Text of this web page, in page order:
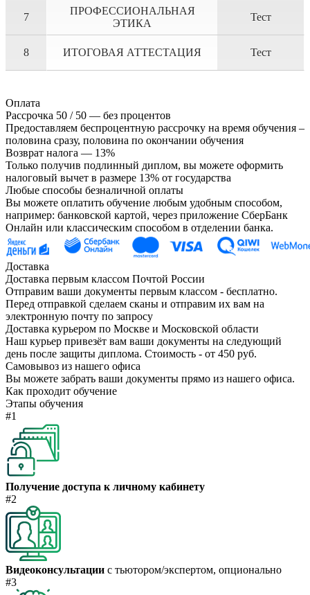
7
ПРОФЕССИОНАЛЬНАЯ
ЭТИКА
Тест
8 ИТОГОВАЯ АТТЕСТАЦИЯ Тест
Оплата
Рассрочка 50 / 50 — без процентов
Предоставляем беспроцентную рассрочку на время обучения –
половина сразу, половина по окончании обучения
Возврат налога — 13%
Только получив подлинный диплом, вы можете оформить
налоговый вычет в размере 13% от государства
Любые способы безналичной оплаты
Вы можете оплатить обучение любым удобным способом,
например: банковской картой, через приложение СберБанк
Онлайн или классическим способом в отделении банка.
Доставка
Доставка первым классом Почтой России
Отправим ваши документы первым классом - бесплатно.
Перед отправкой сделаем сканы и отправим их вам на
электронную почту по запросу
Доставка курьером по Москве и Московской области
Наш курьер привезёт вам ваши документы на следующий
день после защиты диплома. Стоимость - от 450 руб.
Самовывоз из нашего офиса
Вы можете забрать ваши документы прямо из нашего офиса.
Как проходит обучение
Этапы обучения
#1
Получение доступа к личному кабинету
#2
Видеоконсультации с тьютором/экспертом, опционально
#3